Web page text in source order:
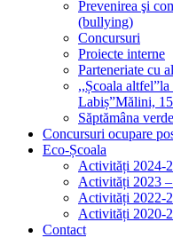
Prevenirea şi
(bullying)
Concursuri
Proiecte interne
Parteneriate cu
,,Școala
Labiș”Mălini,
Săptămâna verde
Concursuri ocupare
Eco-Școala
Activități 2024-
Activități 2023
Activități 2022-
Activități 2020-
Contact